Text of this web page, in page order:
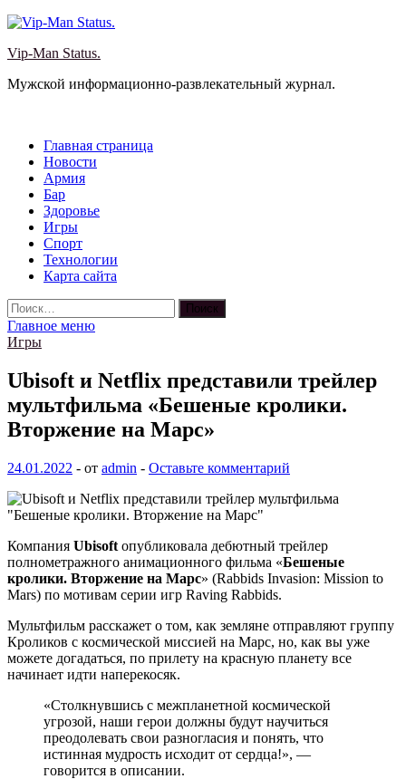
Перейти
содержимому
Vip-Man Status.
Мужской информационно-развлекательный журнал.
Главная страница
Новости
Армия
Бар
Здоровье
Игры
Спорт
Технологии
Карта сайта
Найти:
Главное меню
Игры
Ubisoft и Netflix представили трейлер
мультфильма «Бешеные кролики.
Вторжение на Марс»
24.01.2022 - от admin - Оставьте комментарий
Компания Ubisoft опубликовала дебютный трейлер
полнометражного анимационного фильма «Бешеные
кролики. Вторжение на Марс» (Rabbids Invasion: Mission to
Mars) по мотивам серии игр Raving Rabbids.
Мультфильм расскажет о том, как земляне отправляют группу
Кроликов с космической миссией на Марс, но, как вы уже
можете догадаться, по прилету на красную планету все
начинает идти наперекосяк.
«Столкнувшись с межпланетной космической
угрозой, наши герои должны будут научиться
преодолевать свои разногласия и понять, что
истинная мудрость исходит от сердца!», —
говорится в описании.